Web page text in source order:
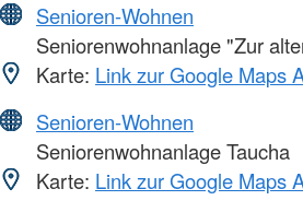
Senioren-Wohnen
Seniorenwohnanlage "Zur
Karte: Link zur Google Maps
Senioren-Wohnen
Seniorenwohnanlage Taucha
Karte: Link zur Google Maps